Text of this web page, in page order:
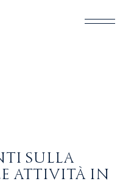
SULLA
ATTIVITÀ IN